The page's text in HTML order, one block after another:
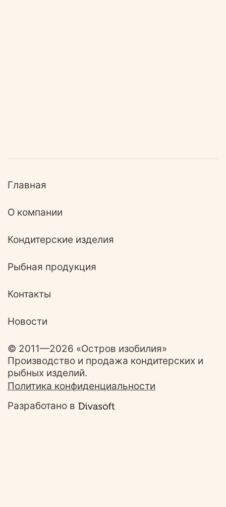
© 2011—2026 «Остров изобилия»
Производство и продажа кондитерских и
рыбных изделий.
Политика конфиденциальности
Разработано в
Главная
О компании
Кондитерские изделия
Рыбная продукция
Контакты
Новости